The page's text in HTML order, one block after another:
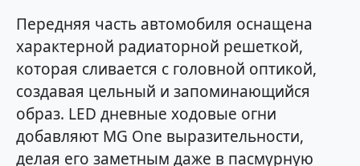
Передняя часть автомобиля оснащена
характерной радиаторной решеткой,
которая сливается с головной оптикой,
создавая цельный и запоминающийся
образ. LED дневные ходовые огни
добавляют MG One выразительности,
делая его заметным даже в пасмурную